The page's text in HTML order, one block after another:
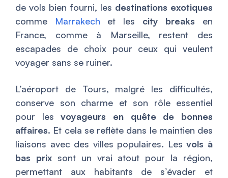
de vols bien fourni, les destinations exotiques
comme
Marrakech et les city breaks en
France, comme à Marseille, restent des
escapades de choix pour ceux qui veulent
voyager sans se ruiner.
L’aéroport de Tours, malgré les difficultés,
conserve son charme et son rôle essentiel
pour lesvoyageurs en quête de bonnes
affaires. Et cela se reflète dans le maintien des
liaisons avec des villes populaires. Lesvols à
bas prixsont un vrai atout pour la région,
permettant aux habitants de s’évader et